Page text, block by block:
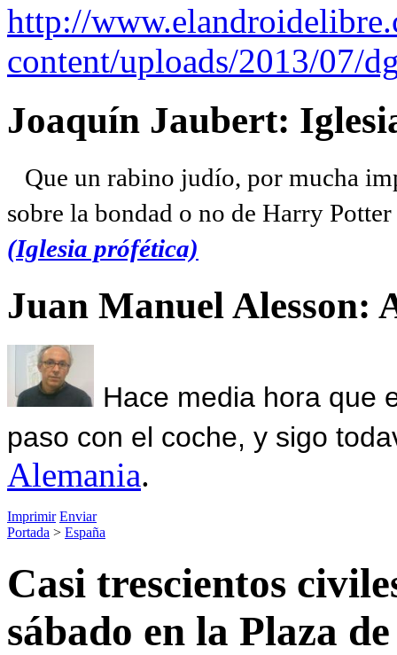
http://
content/uploads/2013/07/
Joaquín Jaubert:
Que un rabino judío, por mucha
sobre la bondad o no de Harry
(Iglesia prófética)
Juan Manuel Alesson:
Hace media hora que
paso con el coche, y sigo
Alemania.
Imprimir Enviar
Portada > España
Casi trescientos
sábado en la Plaza